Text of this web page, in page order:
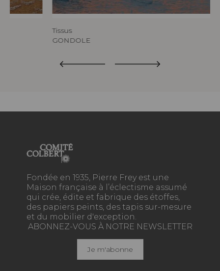
Tissus
GONDOLE
Fondée en 1935, Pierre Frey est une
Maison française à l’éclectisme assumé
qui crée, édite et fabrique des étoffes,
des papiers peints, des tapis sur-mesure
et du mobilier d'exception.
ABONNEZ-VOUS À NOTRE NEWSLETTER
Je m'abonne